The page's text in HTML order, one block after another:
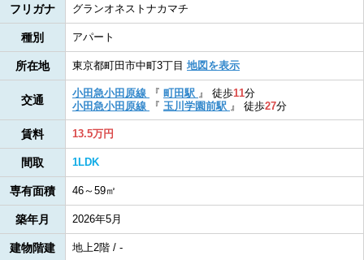
フリガナ グランオネストナカマチ
種別 アパート
所在地 東京都町田市中町3丁目 地図を表示
交通
小田急小田原線 『 町田駅 』 徒歩11分
小田急小田原線
『 玉川学園前駅 』 徒歩27分
賃料 13.5万円
間取 1LDK
専有面積 46～59㎡
築年月 2026年5月
建物階建 地上2階 / -